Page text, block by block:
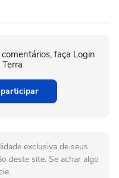
faça Login
exclusiva de seus
deste site. Se achar algo